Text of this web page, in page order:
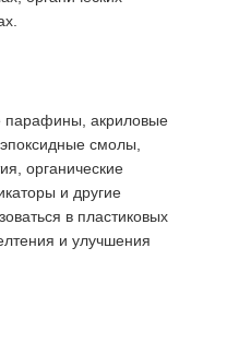
акриловые
смолы,
органические
и другие
в пластиковых
и улучшения